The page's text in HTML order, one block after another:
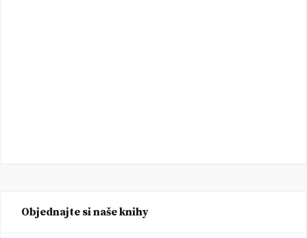
Objednajte si naše knihy